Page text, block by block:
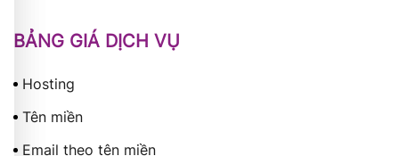
BẢNG GIÁ DỊCH VỤ
Hosting
Tên miền
Email theo tên miền